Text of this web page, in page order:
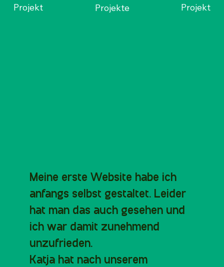
Projekt
Projekte
Projekt
Meine erste Website habe ich
anfangs selbst gestaltet. Leider
hat man das auch gesehen und
ich war damit zunehmend
unzufrieden.
Katja hat nach unserem